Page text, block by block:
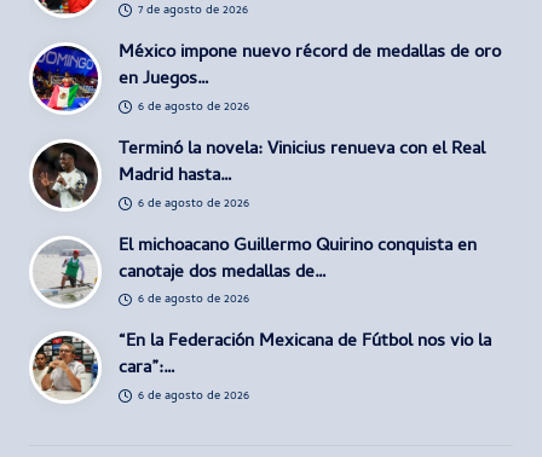
7 de agosto de 2026
México impone nuevo récord de medallas de oro
en Juegos…
6 de agosto de 2026
Terminó la novela: Vinicius renueva con el Real
Madrid hasta…
6 de agosto de 2026
El michoacano Guillermo Quirino conquista en
canotaje dos medallas de…
6 de agosto de 2026
“En la Federación Mexicana de Fútbol nos vio la
cara”:…
6 de agosto de 2026